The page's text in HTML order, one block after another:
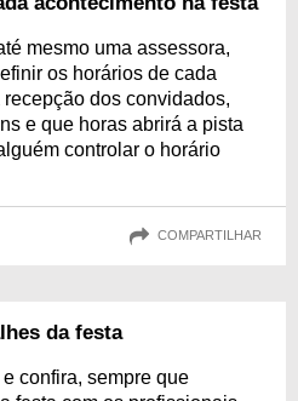
mesmo uma assessora,
os horários de cada
dos convidados,
e que horas abrirá a pista
controlar o horário
COMPARTILHAR
da festa
confira, sempre que